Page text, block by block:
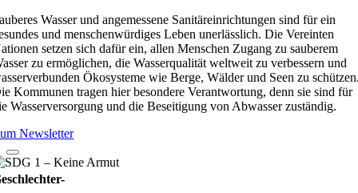
Wasser und angemessene Sanitäreinrichtungen sind für ein
und menschenwürdiges Leben unerlässlich. Die Vereinten
setzen sich dafür ein, allen Menschen Zugang zu sauberem
zu ermöglichen, die Wasserqualität weltweit zu verbessern und
Ökosysteme wie Berge, Wälder und Seen zu
Kommunen tragen hier besondere Verantwortung, denn sie sind für
Wasserversorgung und die Beseitigung von Abwasser zuständig.
Newsletter